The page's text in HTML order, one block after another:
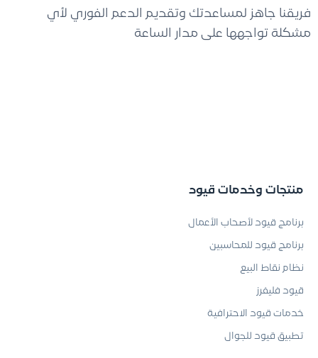
فريقنا جاهز لمساعدتك وتقديم الدعم الفوري لأي
مشكلة تواجهها على مدار الساعة
منتجات وخدمات قيود
برنامج قيود لأصحاب الأعمال
برنامج قيود للمحاسبين
نظام نقاط البيع
قيود فليفرز
خدمات قيود الاحترافية
تطبيق قيود للجوال